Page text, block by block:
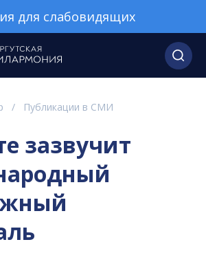
для слабовидящих
/ Публикации в СМИ
зазвучит